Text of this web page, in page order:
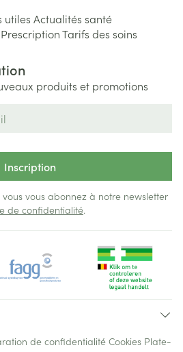
utiles Actualités santé
PrescriptionTarifs des soins
produits et promotions
Inscription
vous abonnez à notre newsletter
de confidentialité.
de confidentialité Cookies Plate-